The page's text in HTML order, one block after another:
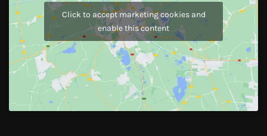
Click to accept marketing cookies and
enable this content